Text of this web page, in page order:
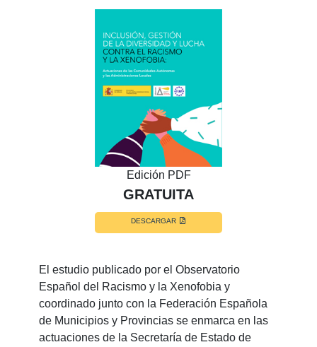
Edición PDF
GRATUITA
DESCARGAR
El estudio publicado por el Observatorio
Español del Racismo y la Xenofobia y
coordinado junto con la Federación Española
de Municipios y Provincias se enmarca en las
actuaciones de la Secretaría de Estado de